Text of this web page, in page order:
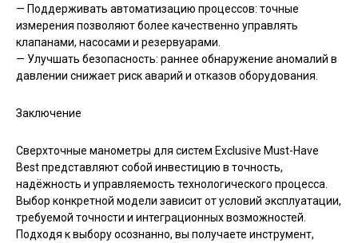
— Поддерживать автоматизацию процессов: точные
измерения позволяют более качественно управлять
клапанами, насосами и резервуарами.
— Улучшать безопасность: раннее обнаружение аномалий в
давлении снижает риск аварий и отказов оборудования.
Заключение
Сверхточные манометры для систем Exclusive Must-Have
Best представляют собой инвестицию в точность,
надёжность и управляемость технологического процесса.
Выбор конкретной модели зависит от условий эксплуатации,
требуемой точности и интеграционных возможностей.
Подходя к выбору осознанно, вы получаете инструмент,